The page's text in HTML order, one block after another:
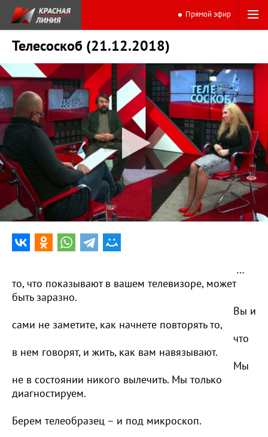
Прямой эфир
Телесоскоб (21.12.2018)
0:00 31:01
…
то, что показывают в вашем телевизоре, может
быть заразно.
Вы и
сами не заметите, как начнете повторять то,
что
в нем говорят, и жить, как вам навязывают.
Мы
не в состоянии никого вылечить. Мы только
диагностируем.
Берем телеобразец – и под микроскоп.